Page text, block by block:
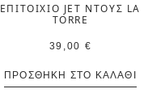
ΕΠΙΤΟΊΧΙΟ JET ΝΤΟΥΣ LA
TORRE
39,00 €
ΠΡΟΣΘΉΚΗ ΣΤΟ ΚΑΛΆΘΙ